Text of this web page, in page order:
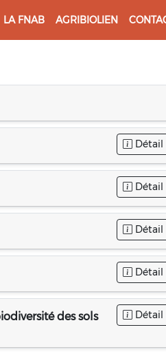
LA FNAB AGRIBIOLIEN
Détail
Détail
Détail
Détail
Détail
des sols